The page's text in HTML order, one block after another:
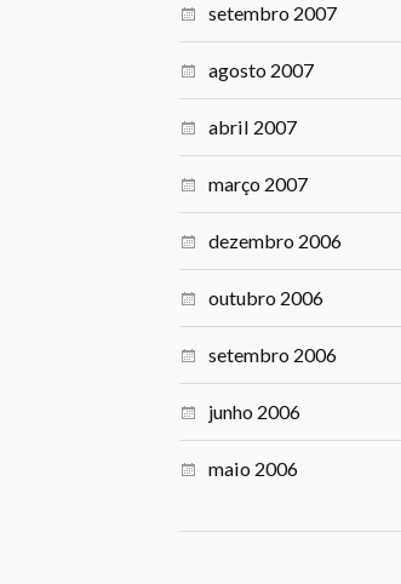
setembro 2007
agosto 2007
abril 2007
março 2007
dezembro 2006
outubro 2006
setembro 2006
junho 2006
maio 2006